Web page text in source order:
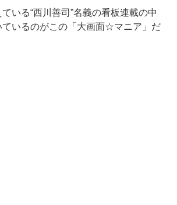
いる“西川善司”名義の看板連載の中
ているのがこの「大画面☆マニア」だ